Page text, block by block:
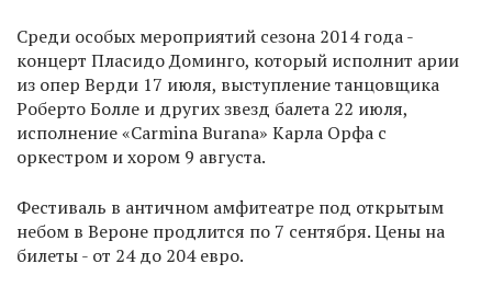
Среди особых мероприятий сезона 2014 года -
концерт Пласидо Доминго, который исполнит арии
из опер Верди 17 июля, выступление танцовщика
Роберто Болле и других звезд балета 22 июля,
исполнение «Carmina Burana» Карла Орфа с
оркестром и хором 9 августа.
Фестиваль в античном амфитеатре под открытым
небом в Вероне продлится по 7 сентября. Цены на
билеты - от 24 до 204 евро.